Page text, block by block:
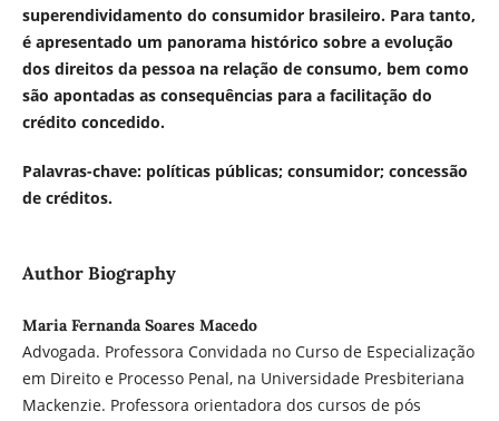
superendividamento do consumidor brasileiro. Para tanto,
é apresentado um panorama histórico sobre a evolução
dos direitos da pessoa na relação de consumo, bem como
são apontadas as consequências para a facilitação do
crédito concedido.
Palavras-chave: políticas públicas; consumidor; concessão
de créditos.
Author Biography
Maria Fernanda Soares Macedo
Advogada. Professora Convidada no Curso de Especialização
em Direito e Processo Penal, na Universidade Presbiteriana
Mackenzie. Professora orientadora dos cursos de pós